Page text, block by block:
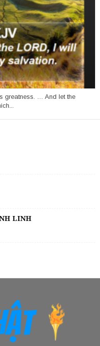
greatness. … And let the
LINH